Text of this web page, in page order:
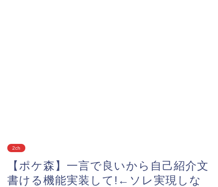
2ch
【ポケ森】一言で良いから自己紹介文
書ける機能実装して!←ソレ実現しな